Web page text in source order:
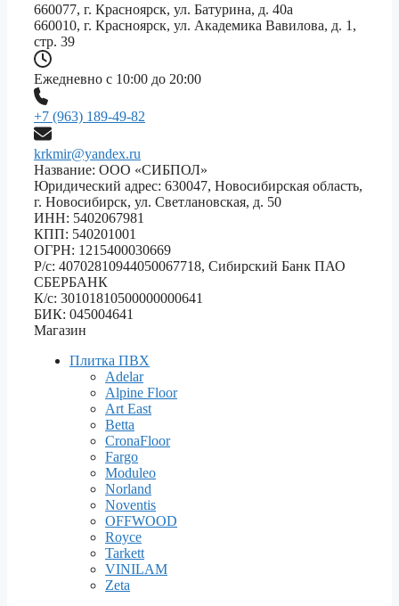
660077, г. Красноярск, ул. Батурина, д. 40а
660010, г. Красноярск, ул. Академика Вавилова, д. 1,
стр. 39
Ежедневно с 10:00 до 20:00
+7 (963) 189-49-82
krkmir@yandex.ru
Название: ООО «СИБПОЛ»
Юридический адрес: 630047, Новосибирская область,
г. Новосибирск, ул. Светлановская, д. 50
ИНН: 5402067981
КПП: 540201001
ОГРН: 1215400030669
Р/с: 40702810944050067718, Сибирский Банк ПАО
СБЕРБАНК
К/с: 30101810500000000641
БИК: 045004641
Магазин
Плитка ПВХ
Adelar
Alpine Floor
Art East
Betta
CronaFloor
Fargo
Moduleo
Norland
Noventis
OFFWOOD
Royce
Tarkett
VINILAM
Zeta